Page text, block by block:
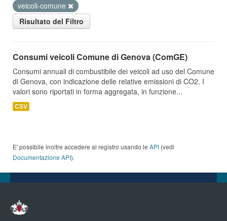
veicoli-comune
Risultato del Filtro
Consumi veicoli Comune di Genova (ComGE)
Consumi annuali di combustibile dei veicoli ad uso del Comune
di Genova, con indicazione delle relative emissioni di CO2. I
valori sono riportati in forma aggregata, in funzione...
CSV
E' possibile inoltre accedere al registro usando le API (vedi
Documentazione API).